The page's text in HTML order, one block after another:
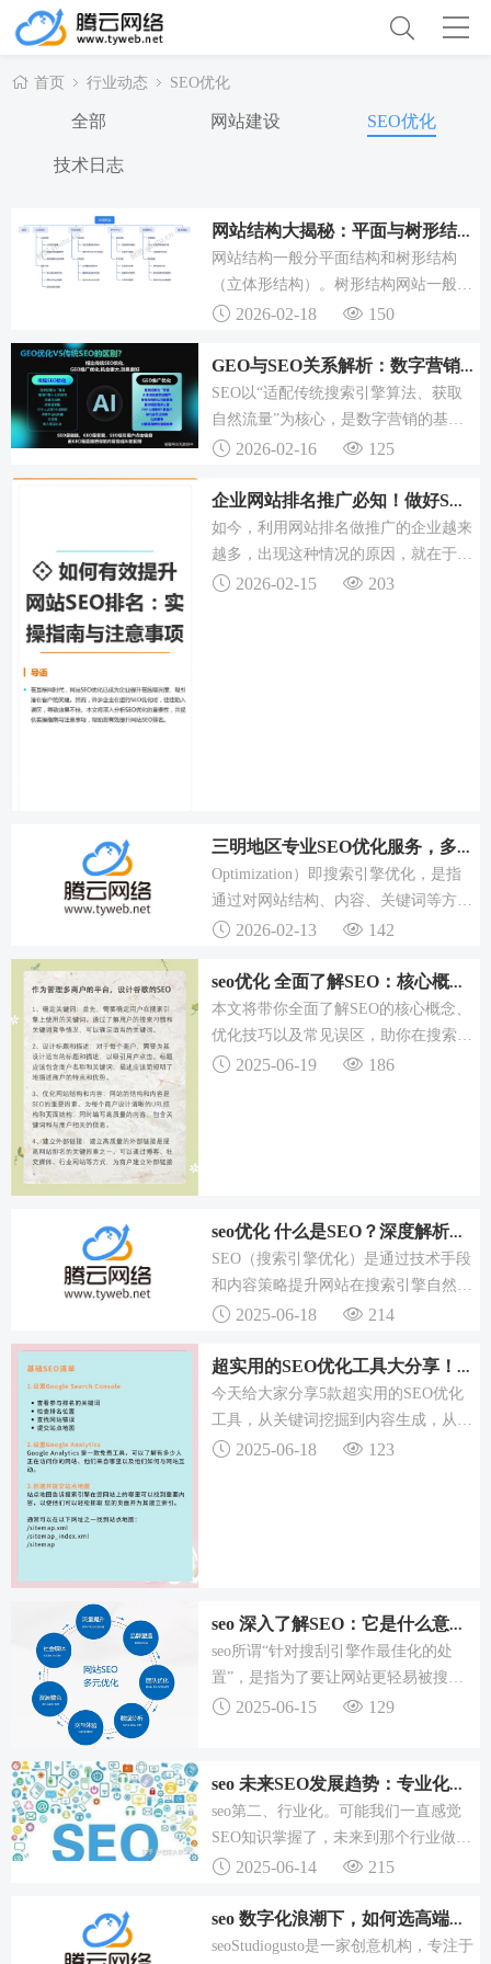
首页 行业动态 SEO优化
全部 网站建设 SEO优化
技术日志
网站结构大揭秘：平面与树形结构优劣势及SEO优化要点
网站结构一般分平面结构和树形结构
（立体形结构）。树形结构网站一般适
合大中型网站，树形结构网站特点：网
相互链接，每个页面链接首页和所属频
道，主要优点是，网站管理方便、容...
2026-02-18 150
GEO与SEO关系解析：数字营销需两者协同的混合模式
SEO以“适配传统搜索引擎算法、获取
自然流量”为核心，是数字营销的基
础；GEO以“适配生成式AI、获取零点
的营销升级。
2026-02-16 125
企业网站排名推广必知！做好SEO优化，流量转化不用愁
如今，利用网站排名做推广的企业越来
越多，出现这种情况的原因，就在于网
站排名推广可以扩大企业的宣传范围，
2026-02-15 203
三明地区专业SEO优化服务，多方面提升网站排名与流量
Optimization）即搜索引擎优化，是指
通过对网站结构、内容、关键词等方面
的优化，提高网站在搜索引擎中的排
如果您需要三明SEO优化服务，欢迎联
系我们，我们将为您...
2026-02-13 142
seo优化 全面了解SEO：核心概念、技巧及误区，助你脱颖而出
本文将带你全面了解SEO的核心概念、
优化技巧以及常见误区，助你在搜索引
擎排名中脱颖而出。简而言之，它是一
2025-06-19 186
seo优化 什么是SEO？深度解析其定义、目标及与SEM的对比
SEO（搜索引擎优化）是通过技术手段
和内容策略提升网站在搜索引擎自然搜
索结果中排名的过程。SEO的核心是理
什么,并据此优化网站,以满足搜索引擎
和用户的需求。通过关键词...
2025-06-18 214
超实用的SEO优化工具大分享！一站式解决你的SEO难题
今天给大家分享5款超实用的SEO优化
工具，从关键词挖掘到内容生成，从排
名监控到自动发布，一站式解决你的
2025-06-18 123
seo所谓“针对搜刮引擎作最佳化的处
置”，是指为了要让网站更轻易被搜刮
引擎接收。SEO可分为站外SEO和站内
和网站的资本（文章及产...
2025-06-15 129
seo 未来SEO发展趋势：专业化、行业化、宽泛化缺一不可
seo第二、行业化。可能我们一直感觉
SEO知识掌握了，未来到那个行业做都
可以，这个确实没错，但是未来职业化
续的发展，发展到更符合用户的需求的
高度。所以现在SEO的这...
2025-06-14 215
seo 数字化浪潮下，如何选高端网站建设公司？这十家推荐给你
seoStudiogusto是一家创意机构，专注于